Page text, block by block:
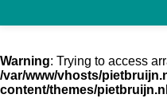
Warning: Trying to access
/var/www/vhosts/
content/themes/